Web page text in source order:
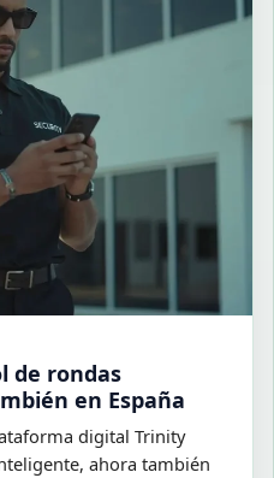
de rondas
en España
digital Trinity
ahora también